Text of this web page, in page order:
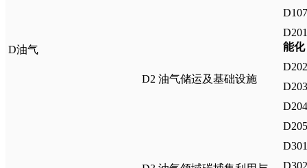
D油气
D2 油气储运及基础设施
能化